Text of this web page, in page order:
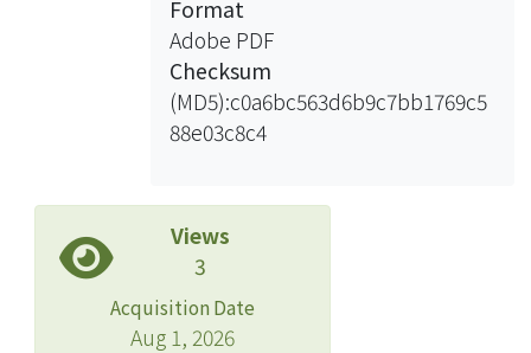
Format
Adobe PDF
Checksum
(MD5):c0a6bc563d6b9c7bb1769c5
88e03c8c4
Views
3
Acquisition Date
Aug 1, 2026